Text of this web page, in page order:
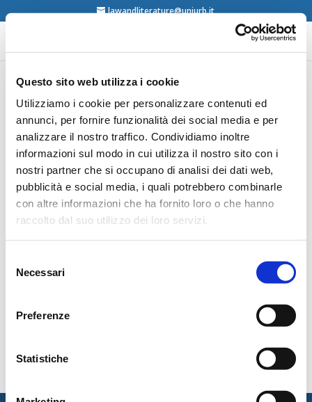
Questo sito web utilizza i cookie
Utilizziamo i cookie per personalizzare contenuti ed
annunci, per fornire funzionalità dei social media e per
analizzare il nostro traffico. Condividiamo inoltre
informazioni sul modo in cui utilizza il nostro sito con i
nostri partner che si occupano di analisi dei dati web,
pubblicità e social media, i quali potrebbero combinarle
con altre informazioni che ha fornito loro o che hanno
raccolto dal suo utilizzo dei loro servizi.
delNecessari
Preferenze
Statistiche
lawandliterature@uniurb.it
Narratology and Legal
Normativity
05/03/2026 – Milano –
Il 5 marzo alle ore 12:30 in aula 1.C4-02, edificio di via
Roentgen 1, dell’Università Bocconi di Milano, il prof.
Guilherme Vasconcelos (ITAM;
https://facultad.itam.mx/en/facultad/guilherme-
Canale, terrà un seminario su “Narratology and Legal
uscito in italiano
con il titolo di
da La nave di Teseo nel